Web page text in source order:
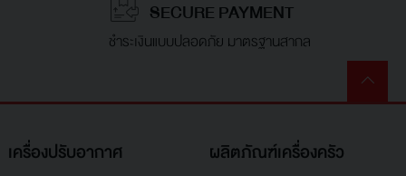
SECURE PAYMENT
ชำระเงินแบบปลอดภัย มาตรฐานสากล
เครื่องปรับอากาศ ผลิตภัณฑ์เครื่องครัว